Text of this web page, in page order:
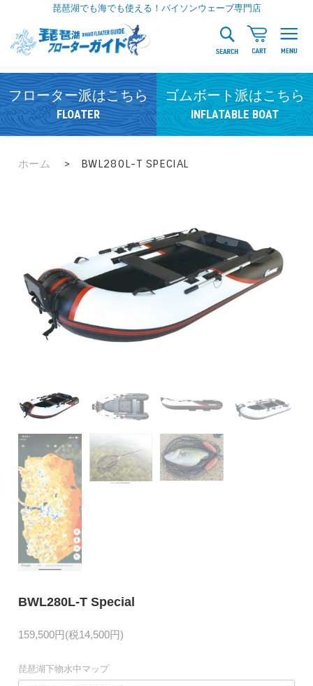
琵琶湖でも海でも使える！バイソンウェーブ専門店
フローター派はこちら
FLOATER
ゴムボート派はこちら
INFLATABLE BOAT
ホーム > BWL280L-T SPECIAL
BWL280L-T Special
159,500円(税14,500円)
琵琶湖下物水中マップ